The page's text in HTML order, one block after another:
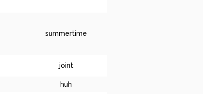
summertime
joint
huh